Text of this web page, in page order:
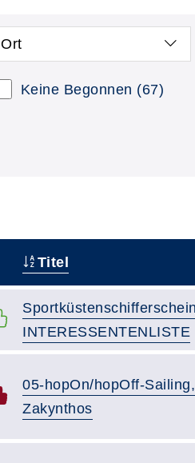
Ort
Keine Begonnen (67)
Titel
INTERESSENTENLISTE
05-hopOn/hopOff-
Zakynthos